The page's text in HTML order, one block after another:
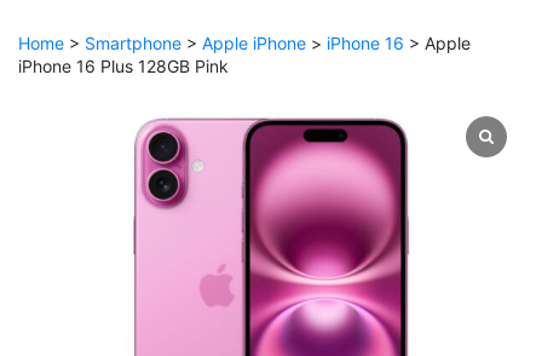
Home > Smartphone > Apple iPhone > iPhone 16 > Apple
iPhone 16 Plus 128GB Pink